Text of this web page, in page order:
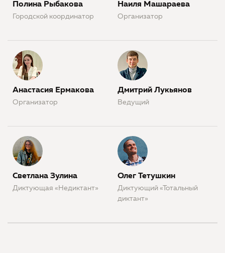
Полина Рыбакова
Городской координатор
Наиля Машараева
Организатор
Анастасия Ермакова
Организатор
Дмитрий Лукьянов
Ведущий
Светлана Зулина
Диктующая «Недиктант»
Олег Тетушкин
Диктующий «Тотальный
диктант»